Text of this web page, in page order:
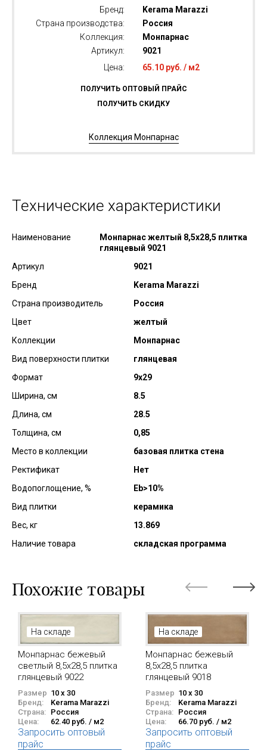
Бренд:
Kerama Marazzi
Страна производства:
Россия
Коллекция:
Монпарнас
Артикул:
9021
Цена:
65.10 руб. / м2
ПОЛУЧИТЬ ОПТОВЫЙ ПРАЙС
ПОЛУЧИТЬ СКИДКУ
Коллекция Монпарнас
Технические характеристики
Наименование
Монпарнас желтый 8,5x28,5 плитка
глянцевый 9021
Артикул
9021
Бренд
Kerama Marazzi
Страна производитель
Россия
Цвет
желтый
Коллекции
Монпарнас
Вид поверхности плитки
глянцевая
Формат
9х29
Ширина, см
8.5
Длина, см
28.5
Толщина, см
0,85
Место в коллекции
базовая плитка стена
Ректификат
Нет
Водопоглощение, %
Еb>10%
Вид плитки
керамика
Вес, кг
13.869
Наличие товара
складская программа
Похожие товары
На складе
Монпарнас бежевый
светлый 8,5x28,5 плитка
глянцевый 9022
Размер 10 x 30
Бренд:
Kerama Marazzi
Страна: Россия
Цена:
62.40 руб. / м2
Запросить оптовый
прайс
На складе
Монпарнас бежевый
8,5x28,5 плитка
глянцевый 9018
Размер 10 x 30
Бренд:
Kerama Marazzi
Страна: Россия
Цена:
66.70 руб. / м2
Запросить оптовый
прайс